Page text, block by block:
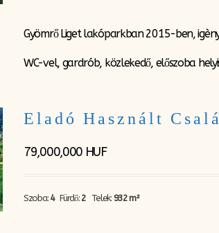
Gyömrő Liget lakóparkban 2015-ben,
WC-vel, gardrób, közlekedő, előszoba
Eladó Használt
79,000,000 HUF
Szoba: 4 Fürdő: 2 Telek: 932 m²